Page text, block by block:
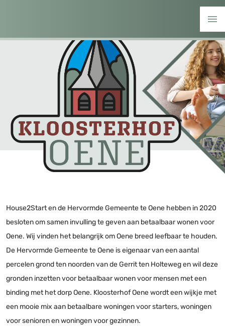
House2Start en de Hervormde Gemeente te Oene hebben in 2020
besloten om samen invulling te geven aan betaalbaar wonen voor
Oene. Wij vinden het belangrijk om Oene breed leefbaar te houden.
De Hervormde Gemeente te Oene is eigenaar van een aantal
percelen grond ten noorden van de Gerrit ten Holteweg en wil deze
gronden inzetten voor betaalbaar wonen voor mensen met een
binding met het dorp Oene. Kloosterhof Oene wordt een wijkje met
een mooie mix aan betaalbare woningen voor starters, woningen
voor senioren en woningen voor gezinnen.